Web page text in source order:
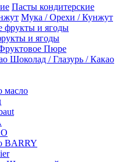
Пасты кондитерские
Мука / Орехи / Кунжут
и ягоды
Пюре
Шоколад / Глазурь / Какао
масло
BARRY